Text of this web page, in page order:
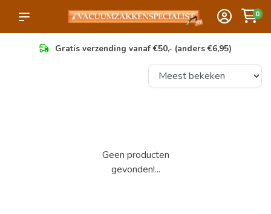
0
Gratis verzending vanaf €50,- (anders €6,95)
Geen producten
gevonden!...